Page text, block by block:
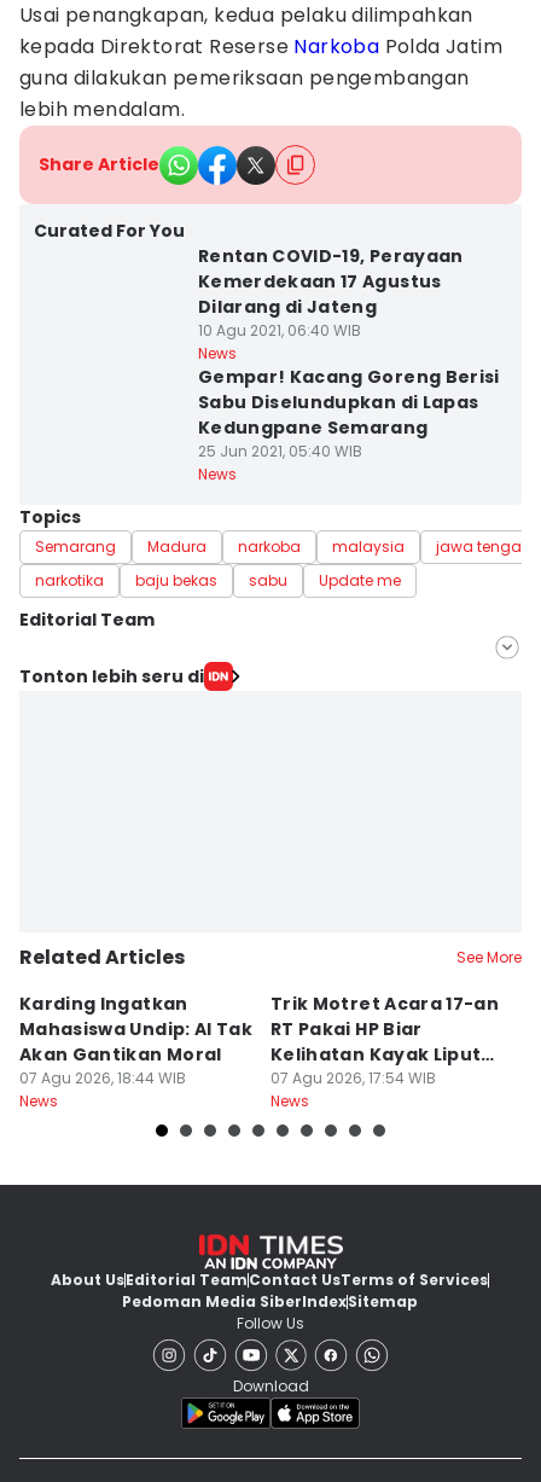
Usai penangkapan, kedua pelaku dilimpahkan
kepada Direktorat Reserse Narkoba Polda Jatim
guna dilakukan pemeriksaan pengembangan
lebih mendalam.
Share Article
Curated For You
Rentan COVID-19, Perayaan
Kemerdekaan 17 Agustus
Dilarang di Jateng
10 Agu 2021, 06:40 WIB
News
Gempar! Kacang Goreng Berisi
Sabu Diselundupkan di Lapas
Kedungpane Semarang
25 Jun 2021, 05:40 WIB
News
Topics
Semarang Madura narkoba malaysia
jawa tengah
narkotika
baju bekas sabu Update me
Editorial Team
Editor
Tonton lebih seru di
Related Articles See More
Karding Ingatkan
Mahasiswa Undip: AI Tak
Akan Gantikan Moral
07 Agu 2026, 18:44 WIB
News
Trik Motret Acara 17-an
RT Pakai HP Biar
Kelihatan Kayak Liputan
Festival Nasional
07 Agu 2026, 17:54 WIB
News
About UsEditorial TeamContact UsTerms of Services
Pedoman Media SiberIndexSitemap
Follow Us
Download